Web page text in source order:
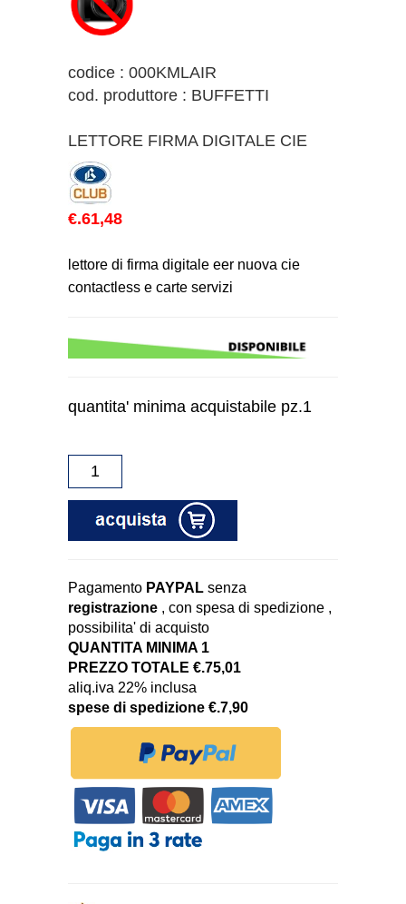
codice : 000KMLAIR
cod. produttore : BUFFETTI
LETTORE FIRMA DIGITALE CIE
€.61,48
lettore di firma digitale eer nuova cie
contactless e carte servizi
quantita' minima acquistabile pz.1
Pagamento PAYPAL senza
registrazione , con spesa di spedizione ,
possibilita' di acquisto
QUANTITA MINIMA 1
PREZZO TOTALE €.75,01
aliq.iva 22% inclusa
spese di spedizione €.7,90